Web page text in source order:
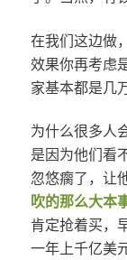
在我们这边做
效果你再考虑
家基本都是几
为什么很多人
是因为他们看
忽悠瘸了，让
吹的那么大本
肯定抢着买，
一年上千亿美